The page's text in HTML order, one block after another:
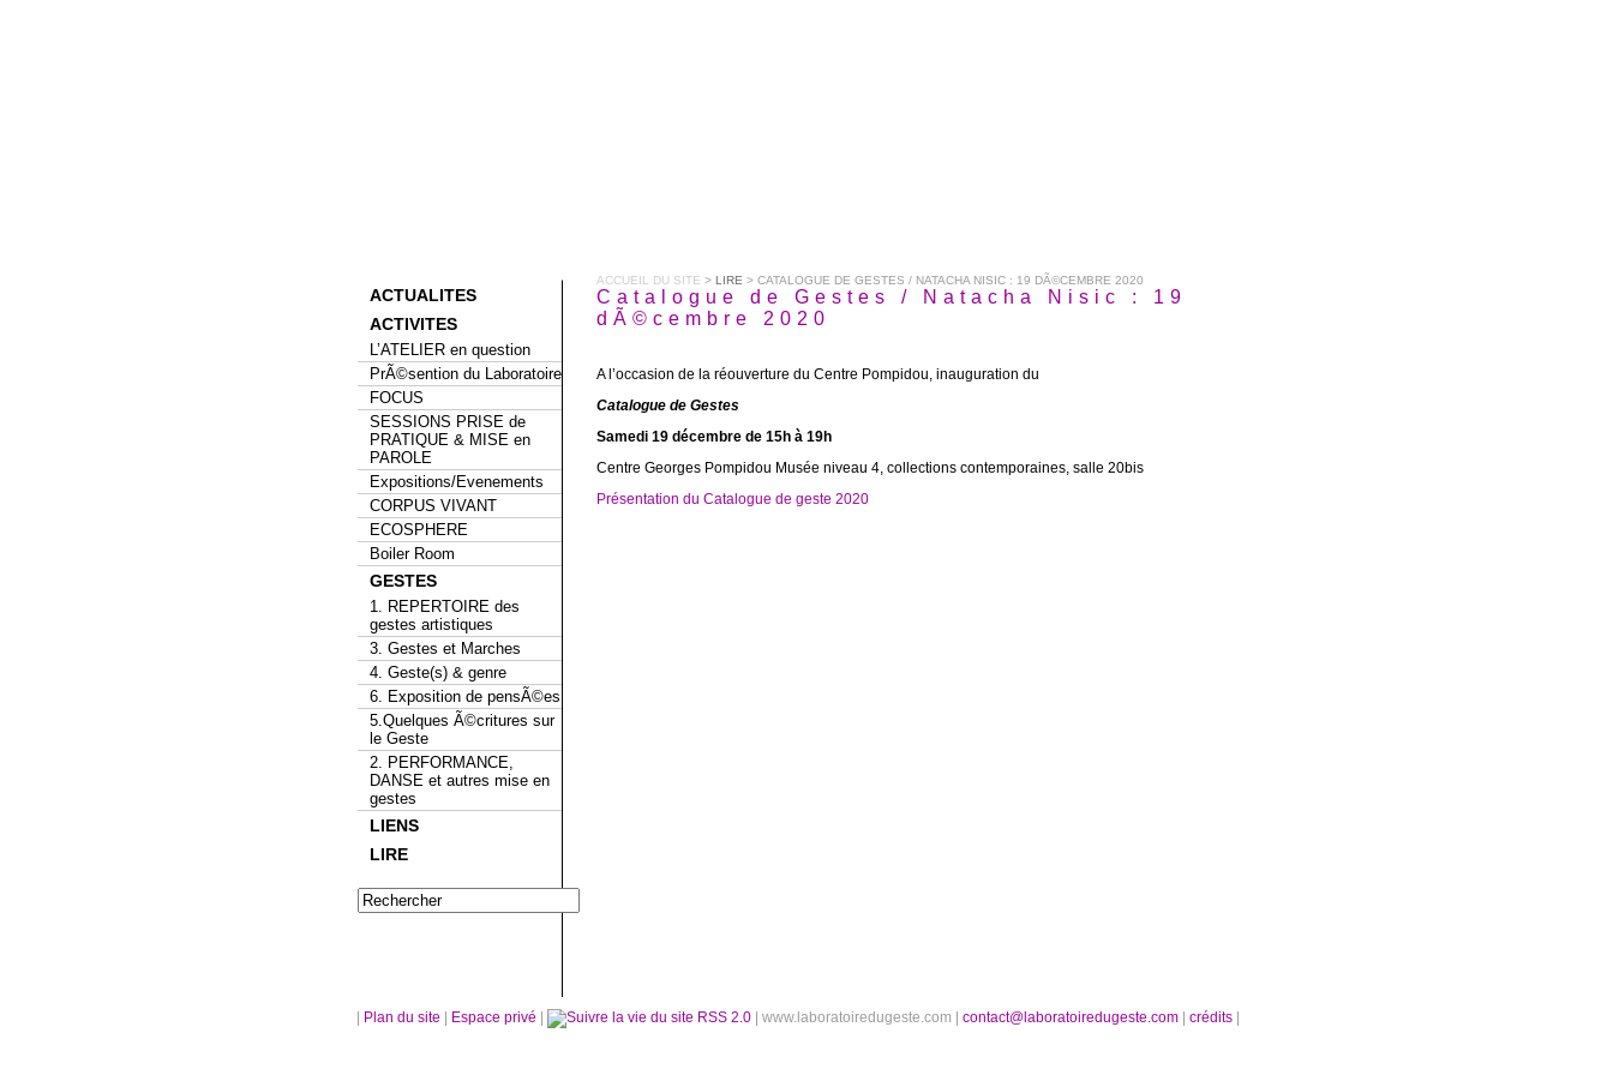
ACTUALITES
ACTIVITES
L’ATELIER en question
PrÃ©sention du Laboratoire
FOCUS
SESSIONS PRISE de
PRATIQUE & MISE en
PAROLE
Expositions/Evenements
CORPUS VIVANT
ECOSPHERE
Boiler Room
GESTES
1. REPERTOIRE des
gestes artistiques
3. Gestes et Marches
4. Geste(s) & genre
6. Exposition de pensÃ©es
5.Quelques Ã©critures sur
le Geste
2. PERFORMANCE,
DANSE et autres mise en
gestes
LIENS
LIRE
ACCUEIL DU SITE > LIRE > CATALOGUE DE GESTES / NATACHA NISIC : 19 DÃ©CEMBRE 2020
Catalogue de Gestes / Natacha Nisic : 19
dÃ©cembre 2020
A l’occasion de la réouverture du Centre Pompidou, inauguration du
Catalogue de Gestes
Samedi 19 décembre de 15h à 19h
Centre Georges Pompidou Musée niveau 4, collections contemporaines, salle 20bis
Présentation du Catalogue de geste 2020
Plan du site Espace privé RSS 2.0 | www.laboratoiredugeste.com | contact@laboratoiredugeste.com crédits